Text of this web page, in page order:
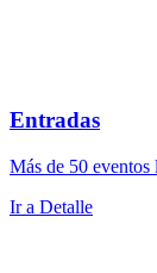
Entradas
Más de 50 eventos
Ir a Detalle